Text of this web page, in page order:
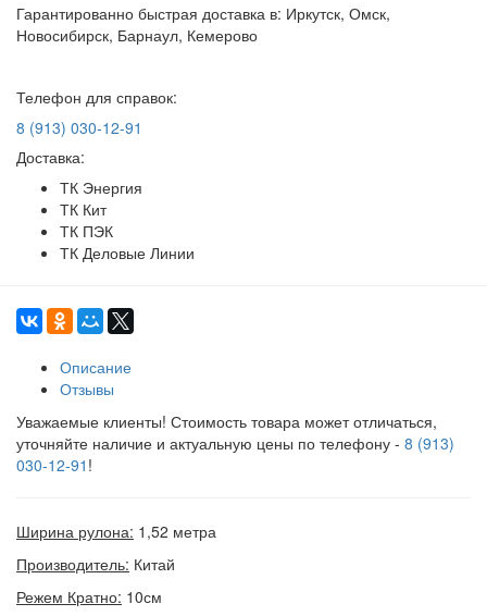
Гарантированно быстрая доставка в: Иркутск, Омск,
Новосибирск, Барнаул, Кемерово
Телефон для справок:
8 (913) 030-12-91
Доставка:
ТК Энергия
ТК Кит
ТК ПЭК
ТК Деловые Линии
Описание
Отзывы
Уважаемые клиенты! Стоимость товара может отличаться,
уточняйте наличие и актуальную цены по телефону - 8 (913)
030-12-91 !
Ширина рулона: 1,52 метра
Производитель: Китай
Режем Кратно: 10см